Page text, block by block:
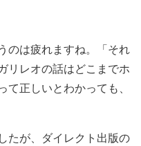
のは疲れますね。「それ
リレオの話はどこまでホ
正しいとわかっても、
たが、ダイレクト出版の